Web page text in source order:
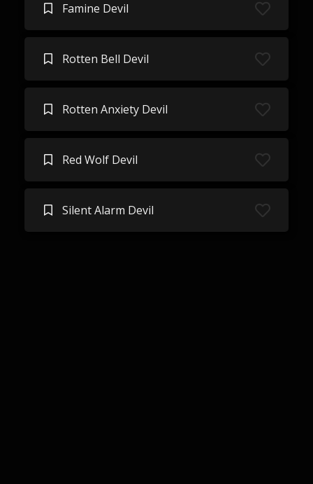
Famine Devil
Rotten Bell Devil
Rotten Anxiety Devil
Red Wolf Devil
Silent Alarm Devil